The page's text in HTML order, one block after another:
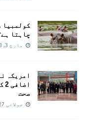
کولمبیا
چاہتا
مارچ 3, 2023
امريکہ
صحت
جولائی 27, 2022